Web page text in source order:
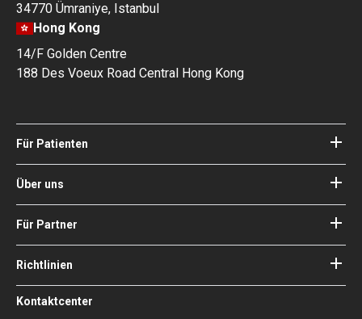
34770 Ümraniye, Istanbul
Hong Kong
14/F Golden Centre
188 Des Voeux Road Central Hong Kong
Für Patienten
Kliniken
Ärzte
Blog
Anleitungen
Ihre Garantien
Über uns
Über Bookimed
Wie es funktioniert
Unsere Ärzte
Experte des Medizinischen
Beirats von Bookimed
Soziale Auswirkungen und Medien
Für Partner
Ihr Krankenhaus hinzufügen
Login für Partner
Richtlinien
Nutzungsbedingungen
Datenschutzrichtlinie
Kontaktcenter